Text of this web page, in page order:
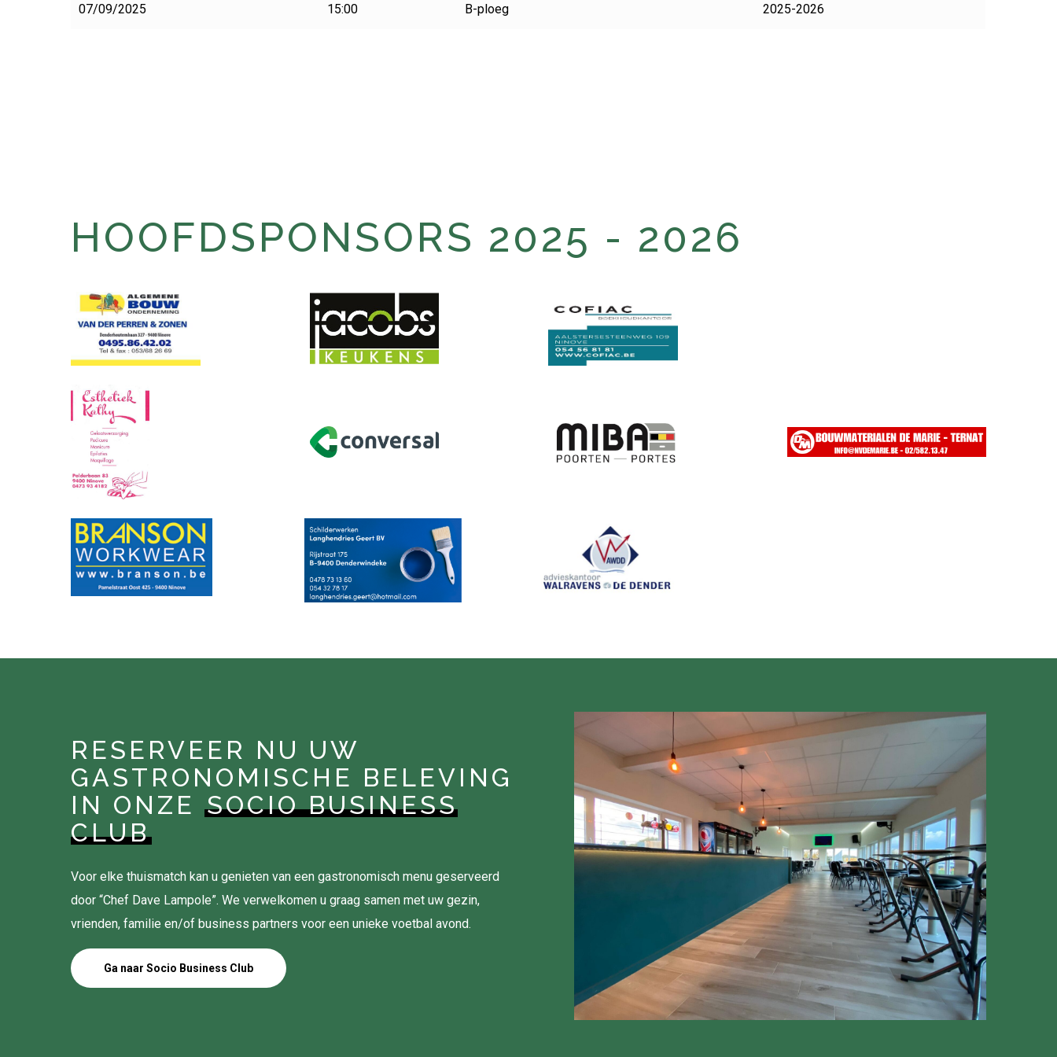
07/09/2025 15:00 B-ploeg 2025-2026
HOOFDSPONSORS 2025 - 2026
RESERVEER NU UW
GASTRONOMISCHE BELEVING
IN ONZESOCIO BUSINESS
CLUB
Voor elke thuismatch kan u genieten van een gastronomisch menu geserveerd
door “Chef Dave Lampole”. We verwelkomen u graag samen met uw gezin,
vrienden, familie en/of business partners voor een unieke voetbal avond.
Ga naar Socio Business Club